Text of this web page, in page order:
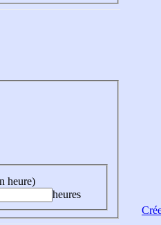
heure)
heures